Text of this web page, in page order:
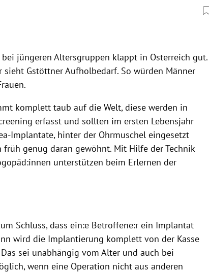
jüngeren Altersgruppen klappt in Österreich gut.
Gstöttner Aufholbedarf. So würden Männer
komplett taub auf die Welt, diese werden in
erfasst und sollten im ersten Lebensjahr
Implantate, hinter der Ohrmuschel eingesetzt
genug daran gewöhnt. Mit Hilfe der Technik
unterstützen beim Erlernen der
Schluss, dass ein:e Betroffene:r ein Implantat
wird die Implantierung komplett von der Kasse
sei unabhängig vom Alter und auch bei
wenn eine Operation nicht aus anderen